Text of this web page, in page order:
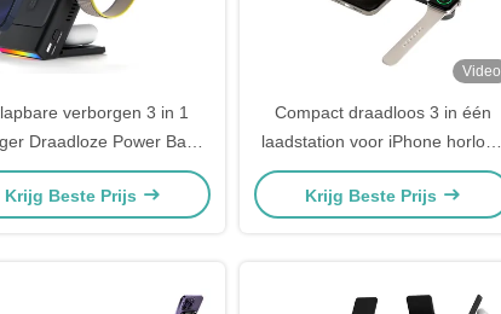
verborgen 3 in 1
Draadloze Power Bank
Magsafe 3 Charger
Krijg Beste Prijs
Video
Compact draadloos 3 in één
laadstation voor iPhone horloge
en koptelefoon
Krijg Beste Prijs